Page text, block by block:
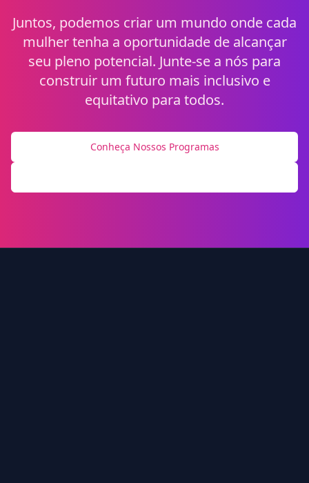
Juntos, podemos criar um mundo onde cada
mulher tenha a oportunidade de alcançar
seu pleno potencial. Junte-se a nós para
construir um futuro mais inclusivo e
equitativo para todos.
Conheça Nossos Programas